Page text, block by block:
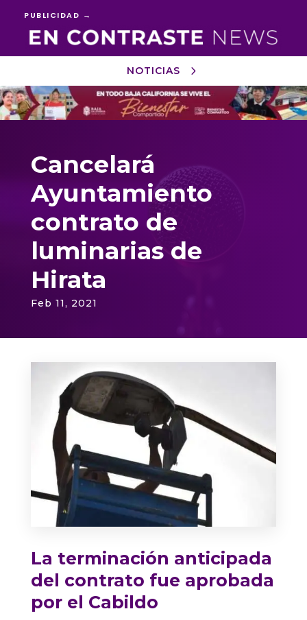
PUBLICIDAD →
NOTICIAS
Reproductor
de
vídeo
Cancelará
Ayuntamiento
contrato de
luminarias de
Hirata
Feb 11, 2021
La terminación anticipada
del contrato fue aprobada
por el Cabildo